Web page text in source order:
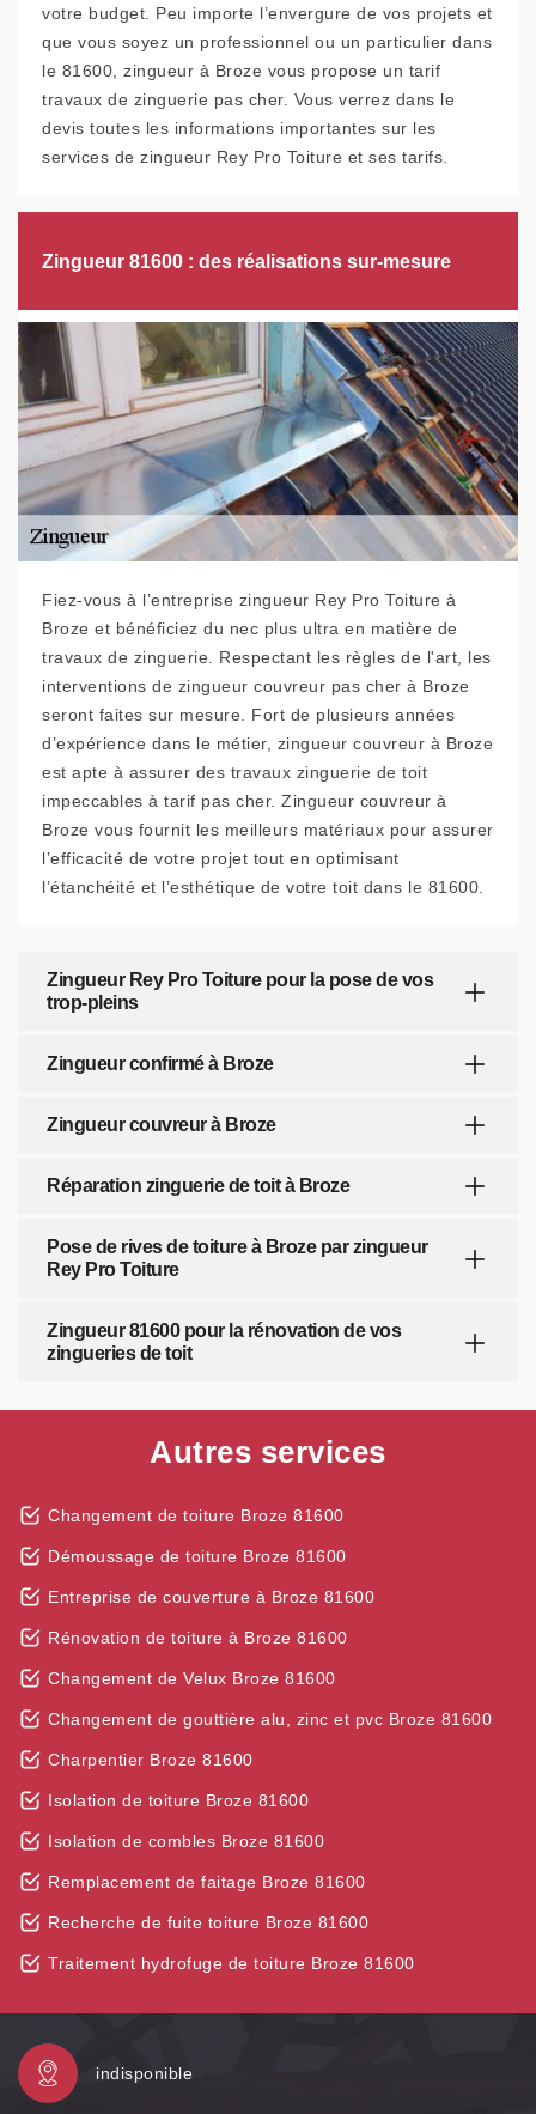
votre budget. Peu importe l’envergure de vos projets et
que vous soyez un professionnel ou un particulier dans
le 81600, zingueur à Broze vous propose un tarif
travaux de zinguerie pas cher. Vous verrez dans le
devis toutes les informations importantes sur les
services de zingueur Rey Pro Toiture et ses tarifs.
Zingueur 81600 : des réalisations sur-mesure
Fiez-vous à l’entreprise zingueur Rey Pro Toiture à
Broze et bénéficiez du nec plus ultra en matière de
travaux de zinguerie. Respectant les règles de l'art, les
interventions de zingueur couvreur pas cher à Broze
seront faites sur mesure. Fort de plusieurs années
d’expérience dans le métier, zingueur couvreur à Broze
est apte à assurer des travaux zinguerie de toit
impeccables à tarif pas cher. Zingueur couvreur à
Broze vous fournit les meilleurs matériaux pour assurer
l’efficacité de votre projet tout en optimisant
l’étanchéité et l’esthétique de votre toit dans le 81600.
Zingueur Rey Pro Toiture pour la pose de vos
trop-pleins
Zingueur confirmé à Broze
Zingueur couvreur à Broze
Réparation zinguerie de toit à Broze
Pose de rives de toiture à Broze par zingueur
Rey Pro Toiture
Zingueur 81600 pour la rénovation de vos
zingueries de toit
Autres services
Changement de toiture Broze 81600
Démoussage de toiture Broze 81600
Entreprise de couverture à Broze 81600
Rénovation de toiture à Broze 81600
Changement de Velux Broze 81600
Changement de gouttière alu, zinc et pvc Broze 81600
Charpentier Broze 81600
Isolation de toiture Broze 81600
Isolation de combles Broze 81600
Remplacement de faitage Broze 81600
Recherche de fuite toiture Broze 81600
Traitement hydrofuge de toiture Broze 81600
indisponible